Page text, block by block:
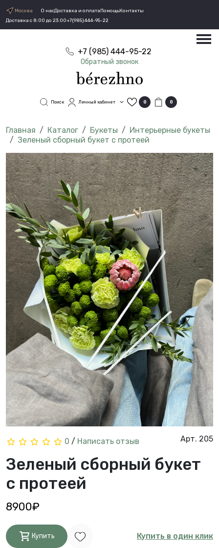
Москва О насДоставка и оплатаПомощьКонтакты
Доставка с 8:00 до 23:00+7(985)444-95-22
+7 (985) 444-95-22
Обратный звонок
Поиск Личный кабинет 0 0
Каталог Букеты
Интерьерные букеты
Зеленый сборный букет с протеей
0 / Написать отзыв Арт. 205
Зеленый сборный букет
с протеей
8900₽
Купить Купить в один клик